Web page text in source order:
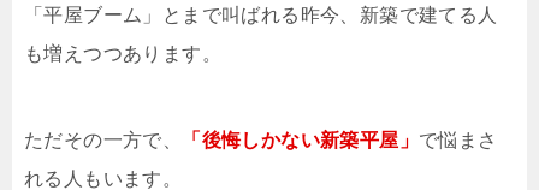
「平屋ブーム」とまで叫ばれる昨今、新築で建てる人
も増えつつあります。
ただその一方で、 「後悔しかない新築平屋」 で悩まさ
れる人もいます。